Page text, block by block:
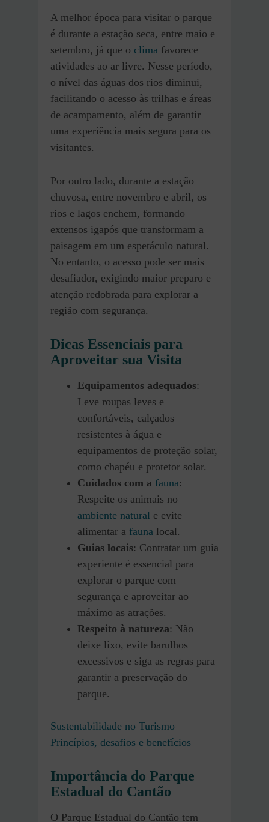
A melhor época para visitar o parque
é durante a estação seca, entre maio e
setembro, já que o clima favorece
atividades ao ar livre. Nesse período,
o nível das águas dos rios diminui,
facilitando o acesso às trilhas e áreas
de acampamento, além de garantir
uma experiência mais segura para os
visitantes.
Por outro lado, durante a estação
chuvosa, entre novembro e abril, os
rios e lagos enchem, formando
extensos igapós que transformam a
paisagem em um espetáculo natural.
No entanto, o acesso pode ser mais
desafiador, exigindo maior preparo e
atenção redobrada para explorar a
região com segurança.
Dicas Essenciais para
Aproveitar sua Visita
Equipamentos adequados:
Leve roupas leves e
confortáveis, calçados
resistentes à água e
equipamentos de proteção solar,
como chapéu e protetor solar.
Cuidados com a fauna:
Respeite os animais no
ambiente natural e evite
alimentar a fauna local.
Guias locais: Contratar um guia
experiente é essencial para
explorar o parque com
segurança e aproveitar ao
máximo as atrações.
Respeito à natureza: Não
deixe lixo, evite barulhos
excessivos e siga as regras para
garantir a preservação do
parque.
Sustentabilidade no Turismo –
Princípios, desafios e benefícios
Importância do Parque
Estadual do Cantão
O Parque Estadual do Cantão tem